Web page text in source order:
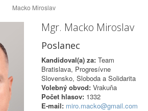
Macko Miroslav
Mgr. Macko Miroslav
Poslanec
Kandidoval(a) za: Team
Bratislava, Progresívne
Slovensko, Sloboda a Solidarita
Volebný obvod: Vrakuňa
Počet hlasov: 1332
E-mail: miro.macko@gmail.com